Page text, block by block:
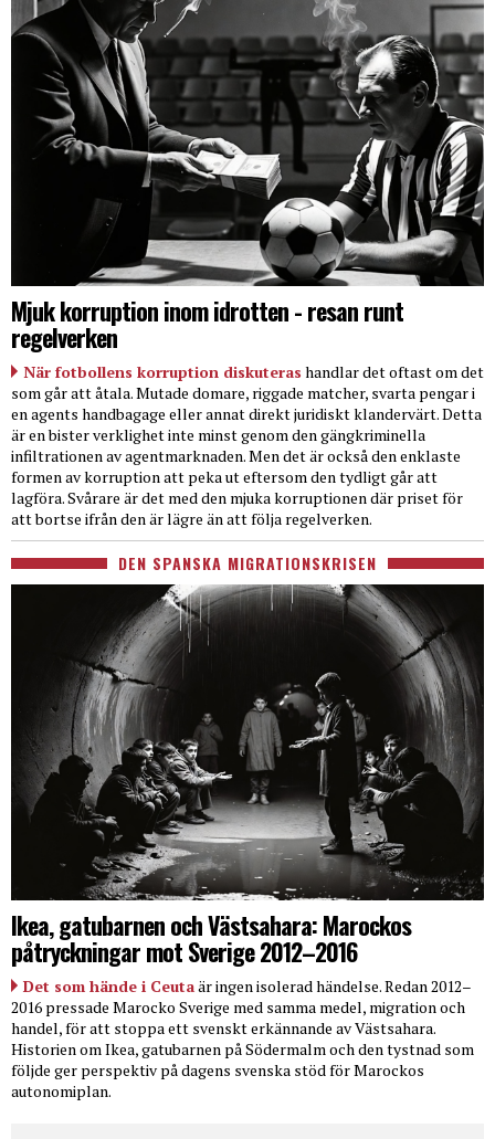
Mjuk korruption inom idrotten - resan runt
regelverken
När fotbollens korruption diskuteras handlar det oftast om det
som går att åtala. Mutade domare, riggade matcher, svarta pengar i
en agents handbagage eller annat direkt juridiskt klandervärt. Detta
är en bister verklighet inte minst genom den gängkriminella
infiltrationen av agentmarknaden. Men det är också den enklaste
formen av korruption att peka ut eftersom den tydligt går att
lagföra. Svårare är det med den mjuka korruptionen där priset för
att bortse ifrån den är lägre än att följa regelverken.
DEN SPANSKA MIGRATIONSKRISEN
Ikea, gatubarnen och Västsahara: Marockos
påtryckningar mot Sverige 2012–2016
Det som hände i Ceutaär ingen isolerad händelse. Redan 2012–
2016 pressade Marocko Sverige med samma medel, migration och
handel, för att stoppa ett svenskt erkännande av Västsahara.
Historien om Ikea, gatubarnen på Södermalm och den tystnad som
följde ger perspektiv på dagens svenska stöd för Marockos
autonomiplan.